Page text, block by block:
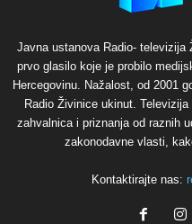
Javna ustanova Radio- televizija
prvo glasilo koje je probilo
Hercegovinu. Nažalost, od 2001
Radio Živinice ukinut.
zahvalnica i priznanja od raznih
zakonodavne vlasti,
Kontaktirajte nas: